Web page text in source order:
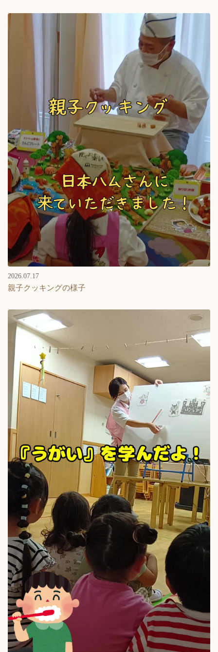
2026.07.17
親子クッキングの様子